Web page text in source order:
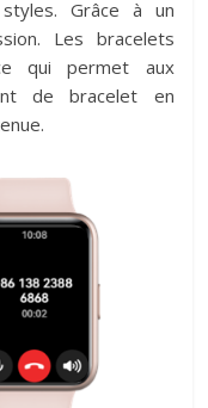
Grâce à un
Les bracelets
qui permet aux
de bracelet en